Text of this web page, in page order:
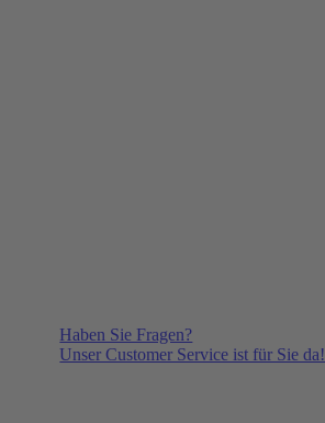
Haben Sie Fragen?
Unser Customer Service ist für Sie da!